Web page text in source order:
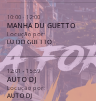
10:00 - 12:00
MANHA DU GUETTO
Locução por:
LU DO GUETTO
12:01 - 15:59
AUTO DJ
Locução por:
AUTO DJ